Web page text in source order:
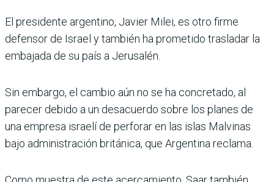
El presidente argentino, Javier Milei, es otro firme
defensor de Israel y también ha prometido trasladar la
embajada de su país a Jerusalén.
Sin embargo, el cambio aún no se ha concretado, al
parecer debido a un desacuerdo sobre los planes de
una empresa israelí de perforar en las islas Malvinas
bajo administración británica, que Argentina reclama.